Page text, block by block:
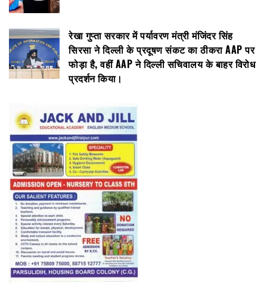
रेखा गुप्ता सरकार में पर्यावरण मंत्री मंजिंदर सिंह
सिरसा ने दिल्ली के प्रदूषण संकट का ठीकरा AAP पर
फोड़ा है, वहीं AAP ने दिल्ली सचिवालय के बाहर विरोध
प्रदर्शन किया।